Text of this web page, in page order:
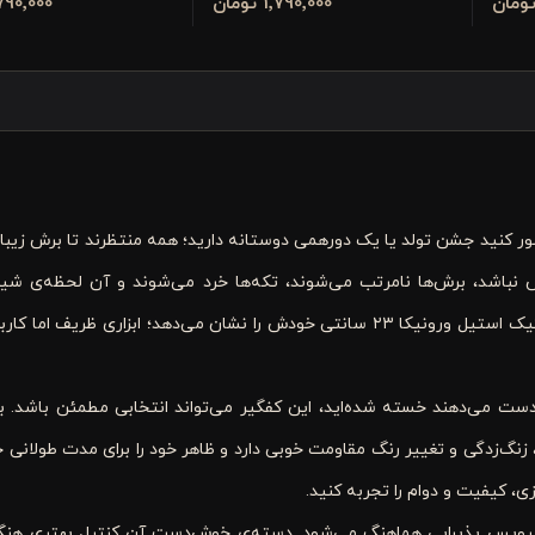
جشن تولد یا یک دورهمی دوستانه دارید؛ همه منتظرند تا برش
برش‌ها نامرتب می‌شوند، تکه‌ها خرد می‌شوند و آن لحظه‌ی
جذابیتش را از دست می‌دهد. درست در چنین موقعیتی است که کفگیر کیک استیل ورونیکا ۲۳ سانتی خودش را نشان می‌دهد؛
دست می‌دهند خسته شده‌اید، این کفگیر می‌تواند انتخابی مطمئن باشد.
و تغییر رنگ مقاومت خوبی دارد و ظاهر خود را برای مدت
و دوام را تجربه کنید.